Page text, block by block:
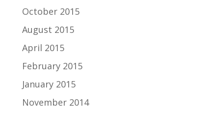
October 2015
August 2015
April 2015
February 2015
January 2015
November 2014